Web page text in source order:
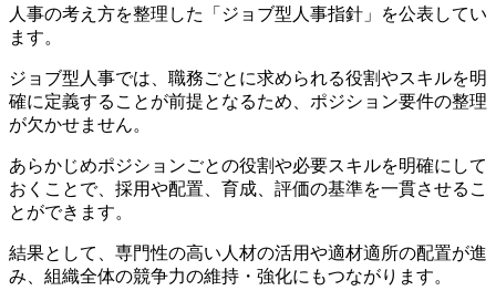
人事の考え方を整理した「ジョブ型人事指針」を公表してい
ます。
ジョブ型人事では、職務ごとに求められる役割やスキルを明
確に定義することが前提となるため、ポジション要件の整理
が欠かせません。
あらかじめポジションごとの役割や必要スキルを明確にして
おくことで、採用や配置、育成、評価の基準を一貫させるこ
とができます。
結果として、専門性の高い人材の活用や適材適所の配置が進
み、組織全体の競争力の維持・強化にもつながります。